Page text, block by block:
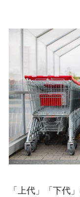
「上代」「下代